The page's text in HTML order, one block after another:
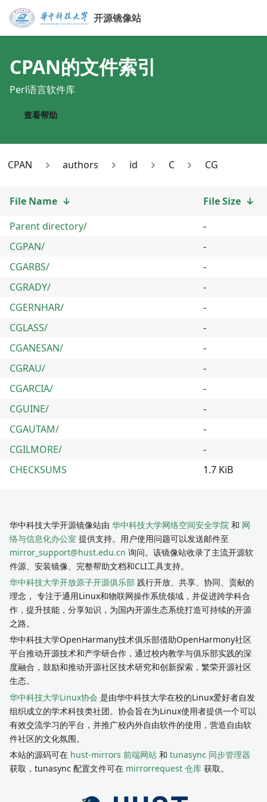
开源镜像站
CPAN的文件索引
Perl语言软件库
查看帮助
CPAN authors id C CG
File Name ↓ File Size ↓
Parent directory/
-
CGPAN/
-
CGARBS/
-
CGRADY/
-
CGERNHAR/
-
CGLASS/
-
CGANESAN/
-
CGRAU/
-
CGARCIA/
-
CGUINE/
-
CGAUTAM/
-
CGILMORE/
-
CHECKSUMS
1.7 KiB
华中科技大学开源镜像站由 华中科技大学网络空间安全学院 和 网
络与信息化办公室 提供支持。用户使用问题可以发送邮件至
mirror_support@hust.edu.cn 询问。该镜像站收录了主流开源软
件源、安装镜像、完整帮助文档和CLI工具支持。
华中科技大学开放原子开源俱乐部 践行开放、共享、协同、贡献的
理念， 专注于通用Linux和物联网操作系统领域，并促进跨学科合
作，提升技能，分享知识，为国内开源生态系统打造可持续的开源
之路。
华中科技大学OpenHarmany技术俱乐部借助OpenHarmony社区
平台推动开源技术和产学研合作，通过校内教学与俱乐部实践的深
度融合，鼓励和推动开源社区技术研究和创新探索，繁荣开源社区
生态。
华中科技大学Linux协会 是由华中科技大学在校的Linux爱好者自发
组织成立的学术科技类社团。协会旨在为Linux使用者提供一个可以
有效交流学习的平台，并推广校内外自由软件的使用，营造自由软
件社区的文化氛围。
本站的源码可在 hust-mirrors 前端网站 和 tunasync 同步管理器
获取，tunasync 配置文件可在 mirrorrequest 仓库 获取。